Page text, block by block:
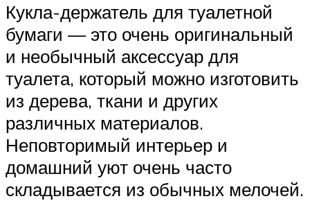
Кукла-держатель для туалетной
бумаги — это очень оригинальный
и необычный аксессуар для
туалета, который можно изготовить
из дерева, ткани и других
различных материалов.
Неповторимый интерьер и
домашний уют очень часто
складывается из обычных мелочей.